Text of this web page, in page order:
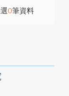
0筆資料